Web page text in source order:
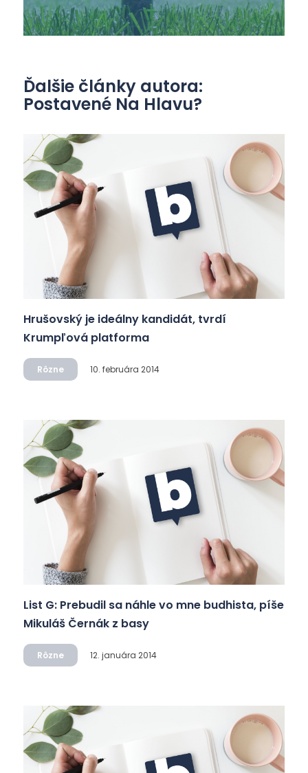
Ďalšie články autora:
Postavené Na Hlavu?
Hrušovský je ideálny kandidát, tvrdí
Krumpľová platforma
Rôzne 10. februára 2014
List G: Prebudil sa náhle vo mne budhista, píše
Mikuláš Černák z basy
Rôzne 12. januára 2014